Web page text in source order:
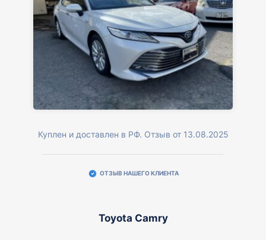
Куплен и доставлен в РФ. Отзыв от 13.08.2025
ОТЗЫВ НАШЕГО КЛИЕНТА
Toyota Camry